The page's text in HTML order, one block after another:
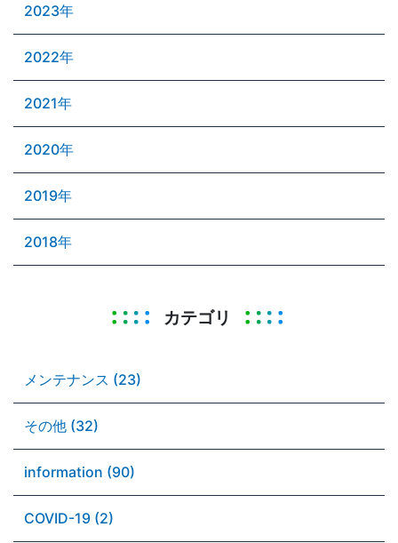
2023年
2022年
2021年
2020年
2019年
2018年
カテゴリ
メンテナンス (23)
その他 (32)
information (90)
COVID-19 (2)